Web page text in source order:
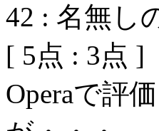
42 : 名無し
[ 5点 : 3点 ]
Operaで評